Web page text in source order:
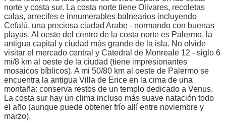
norte y costa sur. La costa norte tiene Olivares, recoletas
calas, arrecifes e innumerables balnearios incluyendo
Cefalù, una preciosa ciudad Arabe - normando con buenas
playas. Al oeste del centro de la costa norte es Palermo, la
antigua capital y ciudad más grande de la isla. No olvide
visitar el mercado central y Catedral de Monreale 12 - siglo 6
mi/8 km al oeste de la ciudad (tiene impresionantes
mosaicos bíblicos). A mi 50/80 km al oeste de Palermo se
encuentra la antigua Villa de Erice en la cima de una
montaña: conserva restos de un templo dedicado a Venus.
La costa sur hay un clima incluso más suave natación todo
el año (aunque puede obtener frío allí entre noviembre y
marzo).